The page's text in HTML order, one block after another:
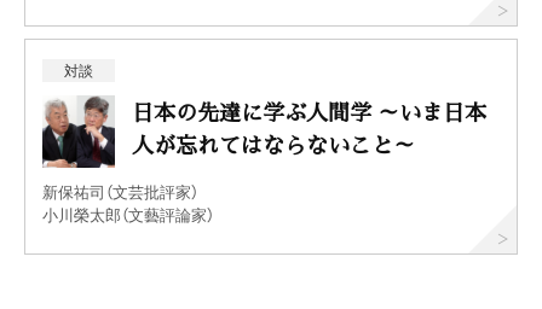
対談
日本の先達に学ぶ人間学 ～いま日本
人が忘れてはならないこと～
新保祐司（文芸批評家）
小川榮太郎（文藝評論家）